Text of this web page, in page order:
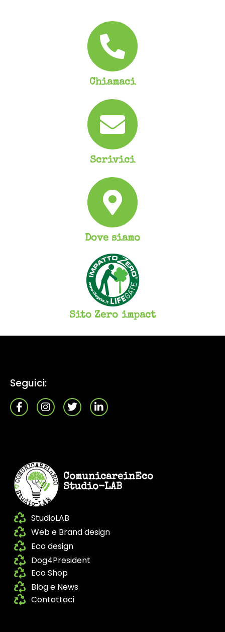
Chiamaci
Scrivici
Dove siamo
Sito Zero impact
Seguici:
ComunicareinEco
Studio-LAB
StudioLAB
Web e Brand design
Eco design
Dog4President
Eco Shop
Blog e News
Contattaci